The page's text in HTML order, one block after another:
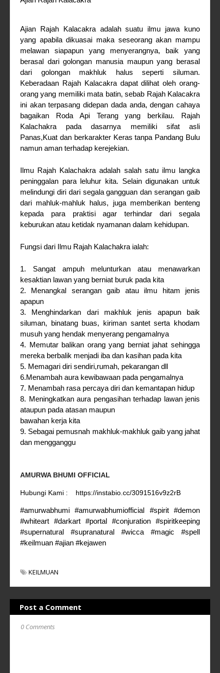
Ajian Rajah Kalacakra adalah suatu ilmu jawa kuno
yang apabila dikuasai maka seseorang akan mampu
melawan siapapun yang menyerangnya, baik yang
berasal dari golongan manusia maupun yang berasal
dari golongan makhluk halus seperti siluman.
Keberadaan Rajah Kalacakra dapat dilihat oleh orang-
orang yang memiliki mata batin, sebab Rajah Kalacakra
ini akan terpasang didepan dada anda, dengan cahaya
bagaikan Roda Api Terang yang berkilau. Rajah
Kalachakra pada dasarnya memiliki sifat asli
Panas,Kuat dan berkarakter Keras tanpa Pandang Bulu
namun aman terhadap kerejekian.
Ilmu Rajah Kalachakra adalah salah satu ilmu langka
peninggalan para leluhur kita. Selain digunakan untuk
melindungi diri dari segala gangguan dan serangan gaib
dari mahluk-mahluk halus, juga memberikan benteng
kepada para praktisi agar terhindar dari segala
keburukan atau ketidak nyamanan dalam kehidupan.
Fungsi dari Ilmu Rajah Kalachakra ialah:
1. Sangat ampuh melunturkan atau menawarkan
kesaktian lawan yang berniat buruk pada kita
2. Menangkal serangan gaib atau ilmu hitam jenis
apapun
3. Menghindarkan dari makhluk jenis apapun baik
siluman, binatang buas, kiriman santet serta khodam
musuh yang hendak menyerang pengamalnya
4. Memutar balikan orang yang berniat jahat sehingga
mereka berbalik menjadi iba dan kasihan pada kita
5. Memagari diri sendiri,rumah, pekarangan dll
6.Menambah aura kewibawaan pada pengamalnya
7. Menambah rasa percaya diri dan kemantapan hidup
8. Meningkatkan aura pengasihan terhadap lawan jenis
ataupun pada atasan maupun
bawahan kerja kita
9. Sebagai pemusnah makhluk-makhluk gaib yang jahat
dan mengganggu
AMURWA BHUMI OFFICIAL
Hubungi Kami : https://instabio.cc/3091516v9z2rB
#amurwabhumi #amurwabhumiofficial #spirit #demon
#whiteart #darkart #portal #conjuration #spiritkeeping
#supernatural #supranatural #wicca #magic #spell
#keilmuan #ajian #kejawen
KEILMUAN
Post a Comment
0 Comments